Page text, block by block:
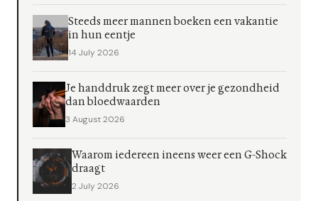
Steeds meer mannen boeken een vakantie
in hun eentje
14 July 2026
Je handdruk zegt meer over je gezondheid
dan bloedwaarden
3 August 2026
Waarom iedereen ineens weer een G-Shock
draagt
2 July 2026